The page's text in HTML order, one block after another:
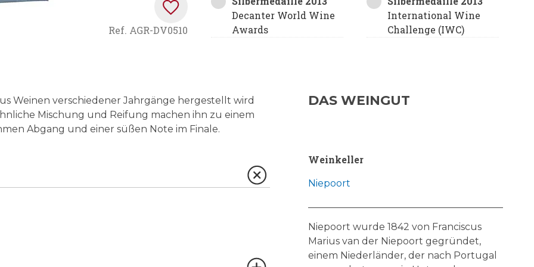
Ref. AGR-DV0510
Decanter World Wine
Awards
International Wine
Challenge (IWC)
Weinen verschiedener Jahrgänge hergestellt wird
Mischung und Reifung machen ihn zu einem
Abgang und einer süßen Note im Finale.
DAS WEINGUT
Weinkeller
Niepoort
Niepoort wurde 1842 von Franciscus
Marius van der Niepoort gegründet,
einem Niederländer, der nach Portugal